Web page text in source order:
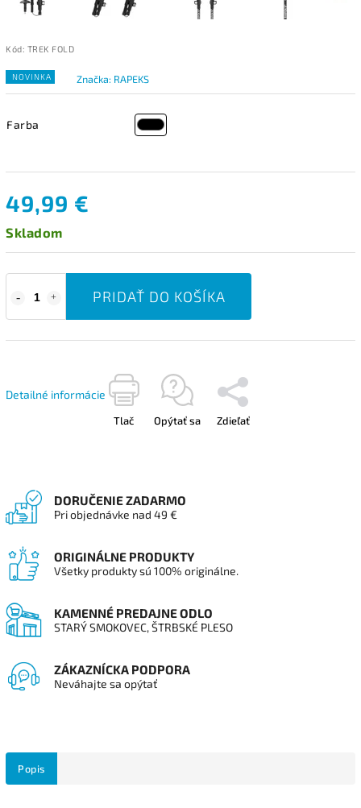
Kód: TREK FOLD
NOVINKA Značka: RAPEKS
Farba
49,99 €
Skladom
PRIDAŤ DO KOŠÍKA
Detailné informácie
Tlač Opýtať sa Zdieľať
DORUČENIE ZADARMO
Pri objednávke nad 49 €
ORIGINÁLNE PRODUKTY
Všetky produkty sú 100% originálne.
KAMENNÉ PREDAJNE ODLO
STARÝ SMOKOVEC, ŠTRBSKÉ PLESO
ZÁKAZNÍCKA PODPORA
Neváhajte sa opýtať
Popis